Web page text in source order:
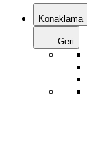
Konaklama
Geri